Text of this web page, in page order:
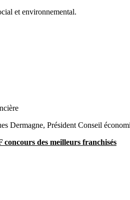
et environnemental.
Dermagne, Président Conseil
concours des meilleurs franchisés